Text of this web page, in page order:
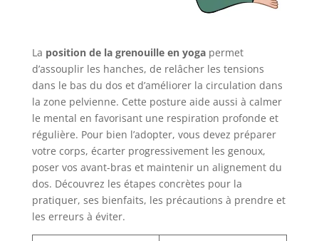
La position de la grenouille en yogapermet
d’assouplir les hanches, de relâcher les tensions
dans le bas du dos et d’améliorer la circulation dans
la zone pelvienne. Cette posture aide aussi à calmer
le mental en favorisant une respiration profonde et
régulière. Pour bien l’adopter, vous devez préparer
votre corps, écarter progressivement les genoux,
poser vos avant-bras et maintenir un alignement du
dos. Découvrez les étapes concrètes pour la
pratiquer, ses bienfaits, les précautions à prendre et
les erreurs à éviter.